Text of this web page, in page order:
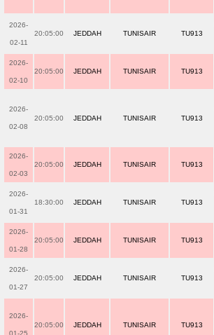
2026-
02-11
20:05:00 JEDDAH TUNISAIR TU913
2026-
02-10
20:05:00 JEDDAH TUNISAIR TU913
2026-
02-08
20:05:00 JEDDAH TUNISAIR TU913
2026-
02-03
20:05:00 JEDDAH TUNISAIR TU913
2026-
01-31
18:30:00 JEDDAH TUNISAIR TU913
2026-
01-28
20:05:00 JEDDAH TUNISAIR TU913
2026-
01-27
20:05:00 JEDDAH TUNISAIR TU913
2026-
01-25
20:05:00 JEDDAH TUNISAIR TU913